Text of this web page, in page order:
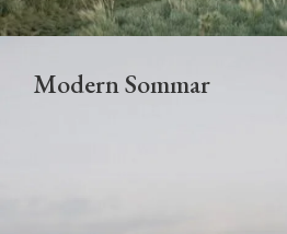
Modern Sommar